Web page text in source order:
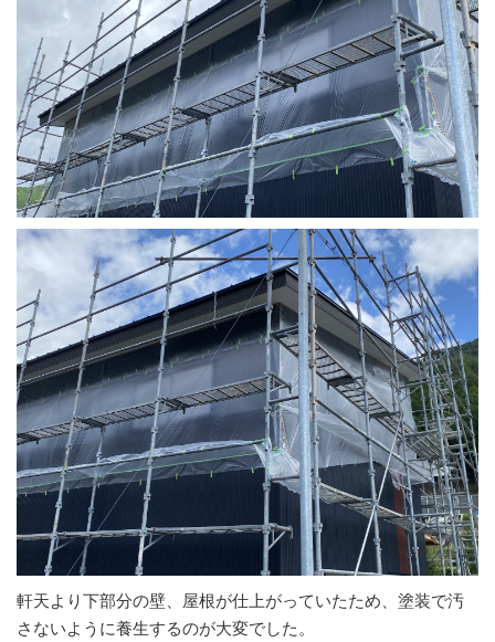
軒天より下部分の壁、屋根が仕上がっていたため、塗装で汚
さないように養生するのが大変でした。